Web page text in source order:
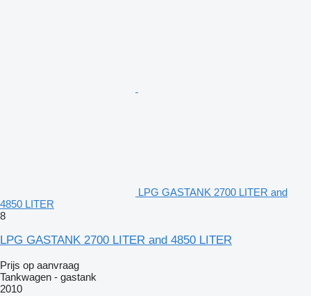
LPG GASTANK 2700 LITER and
4850 LITER
8
LPG GASTANK 2700 LITER and 4850 LITER
Prijs op aanvraag
Tankwagen - gastank
2010